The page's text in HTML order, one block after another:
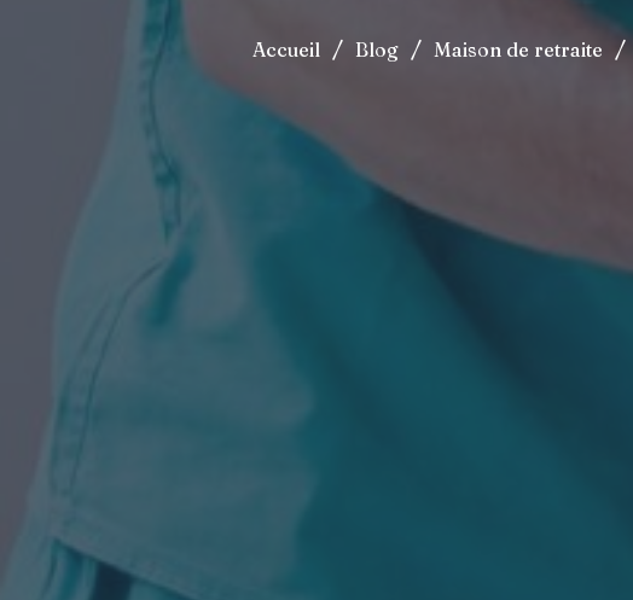
Accueil / Blog / Maison de retraite /